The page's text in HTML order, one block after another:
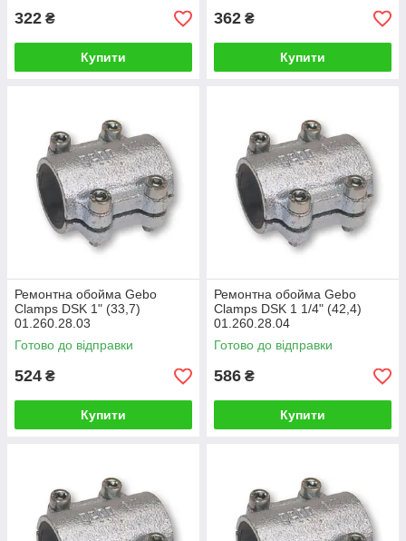
322 ₴
Купити
362 ₴
Купити
Ремонтна обойма Gebo
Clamps DSK 1" (33,7)
01.260.28.03
Готово до відправки
524 ₴
Купити
Ремонтна обойма Gebo
Clamps DSK 1 1/4" (42,4)
01.260.28.04
Готово до відправки
586 ₴
Купити